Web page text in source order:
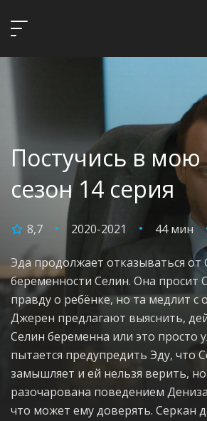
Постучись в мою
сезон 14 серия
8,7 2020-2021 44 мин
Эда продолжает отказываться от
беременности Селин. Она просит
правду о ребёнке, но та медлит с
Джерен предлагают выяснить,
Селин беременна или это просто
пытается предупредить Эду, что
замышляет и ей нельзя верить,
разочарована поведением
что может ему доверять. Серкан